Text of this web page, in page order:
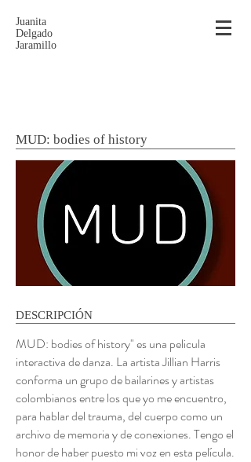
Juanita
Delgado
Jaramillo
MUD: bodies of history
DESCRIPCIÓN
MUD: bodies of history" es una pelicula
interactiva de danza. La artista Jillian Harris
conforma un grupo de bailarines y artistas
colombianos entre los que yo me encuentro,
para hablar del trauma, del cuerpo como un
archivo de memoria y de conexiones. Tengo el
honor de haber puesto mi voz en esta película.